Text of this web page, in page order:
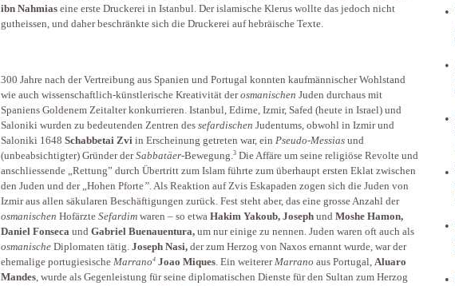
ibn Nahmias eine erste Druckerei in Istanbul. Der islamische Klerus wollte das jedoch nicht
gutheissen, und daher ­beschränkte sich die ­Druckerei auf hebräische Texte.
300 Jahre nach der Vertreibung aus Spanien und Portugal konnten kaufmännischer Wohlstand
wie auch wissenschaftlich-künstlerische Kreativität derosmanischen Juden durchaus mit
Spaniens Goldenem Zeitalter konkurrieren. Istanbul, Edirne, Izmir, Safed (heute in Israel) und
Saloniki wurden zu bedeutenden Zentren des sefardischen Judentums, obwohl in Izmir und
Saloniki 1648 Schabbetai Zvi in Erscheinung getreten war, ein Pseudo-Messias und
(unbeabsichtigter) Gründer derSabbatäer-Bewegung. 3 Die Affäre um seine religiöse Revolte und
anschliessende „Rettung” durch Übertritt zum Islam führte zum überhaupt ersten Eklat zwischen
den Juden und der „Hohen Pforte” . Als Reaktion auf Zvis Eskapaden zogen sich die Juden von
Izmir aus allen säkularen Beschäftigungen zurück. Fest steht aber, das eine grosse Anzahl der
osmanischen Hofärzte Sefardim waren – so etwa Hakim Yakoub, Joseph und Moshe Hamon,
Daniel Fonseca und Gabriel Buenauentura, um nur einige zu nennen. Juden waren oft auch als
osmanische Diplomaten tätig. Joseph Nasi, der zum Herzog von Naxos ernannt wurde, war der
ehemalige portugiesische Marrano4 Joao Miques. Ein weitererMarrano aus Portugal, Aluaro
Mandes, wurde als Gegenleistung für seine diplomatischen Dienste für den Sultan zum Herzog